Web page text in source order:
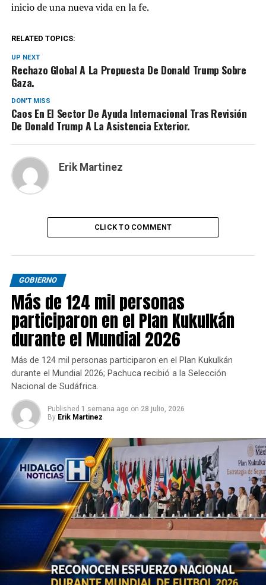
inicio de una nueva vida en la fe.
RELATED TOPICS:
UP NEXT
Rechazo Global A La Propuesta De Donald Trump Sobre
Gaza.
DON'T MISS
Caos En El Sector De Ayuda Internacional Tras Revisión
De Donald Trump A La Asistencia Exterior.
Erik Martinez
CLICK TO COMMENT
GOBIERNO
Más de 124 mil personas
participaron en el Plan Kukulkán
durante el Mundial 2026
Más de 124 mil personas participaron en el Plan Kukulkán
durante el Mundial 2026; Pachuca recibió a la Selección
Nacional de Sudáfrica.
Published 1 semana ago on 28 julio, 2026
By Erik Martinez